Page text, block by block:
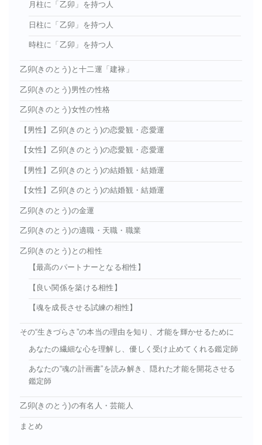
月柱に「乙卯」を持つ人
日柱に「乙卯」を持つ人
時柱に「乙卯」を持つ人
乙卯(きのとう)と十二運「建禄」
乙卯(きのとう)男性の性格
乙卯(きのとう)女性の性格
【男性】乙卯(きのとう)の恋愛観・恋愛運
【女性】乙卯(きのとう)の恋愛観・恋愛運
【男性】乙卯(きのとう)の結婚観・結婚運
【女性】乙卯(きのとう)の結婚観・結婚運
乙卯(きのとう)の金運
乙卯(きのとう)の適職・天職・職業
乙卯(きのとう)との相性
【最高のパートナーとなる相性】
【良い関係を築ける相性】
【魂を成長させる試練の相性】
その“生きづらさ”の本当の理由を知り、才能を輝かせるために
あなたの繊細な心を理解し、優しく受け止めてくれる鑑定師
あなたの“魂の計画書”を読み解き、隠れた才能を開花させる
鑑定師
乙卯(きのとう)の有名人・芸能人
まとめ